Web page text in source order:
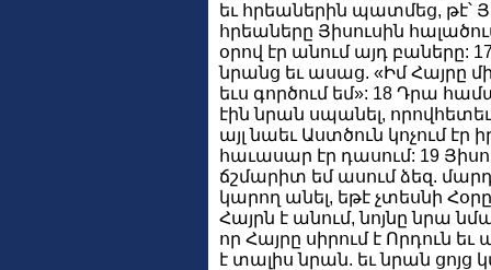
եւ հրեաներին պատմեց, թէ՝
հրեաները Յիսուսին
օրով էր անում այդ
նրանց եւ ասաց. «Իմ Հայրը
եւս գործում եմ»: 18 Դրա
էին նրան սպանել,
այլ նաեւ Աստծուն կոչում էր
հաւասար էր դասում: 19
ճշմարիտ եմ ասում ձեզ.
կարող անել, եթէ չտեսնի
Հայրն է անում, նոյնը նրա
որ Հայրը սիրում է Որդուն եւ
է տալիս նրան. եւ նրան ցոյց